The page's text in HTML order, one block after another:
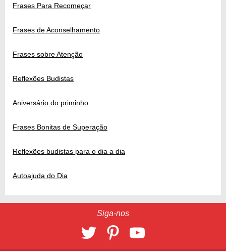
Frases Para Recomeçar
Frases de Aconselhamento
Frases sobre Atenção
Reflexões Budistas
Aniversário do priminho
Frases Bonitas de Superação
Reflexões budistas para o dia a dia
Autoajuda do Dia
Siga-nos